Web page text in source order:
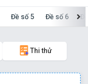
Đề số 5 Đề số 6
Thi thử